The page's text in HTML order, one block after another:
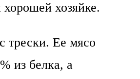
хозяйке.
трески. Ее мясо
из белка, а